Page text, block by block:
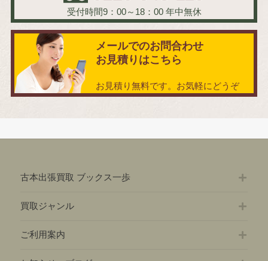
受付時間9：00～18：00 年中無休
メールでのお問合わせ
お見積りはこちら
お見積り無料です。お気軽にどうぞ
古本出張買取 ブックス一歩
買取ジャンル
ご利用案内